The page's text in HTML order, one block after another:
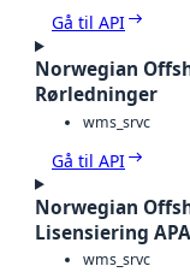
Gå til API
Norwegian
Rørledninger
wms_srvc
Gå til API
Norwegian
Lisensiering
wms_srvc